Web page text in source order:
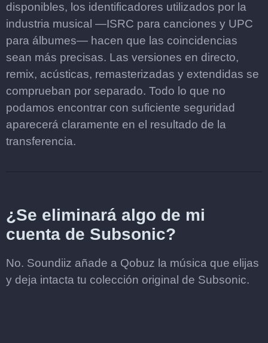
disponibles, los identificadores utilizados por la
industria musical —ISRC para canciones y UPC
para álbumes— hacen que las coincidencias
sean más precisas. Las versiones en directo,
remix, acústicas, remasterizadas y extendidas se
comprueban por separado. Todo lo que no
podamos encontrar con suficiente seguridad
aparecerá claramente en el resultado de la
transferencia.
¿Se eliminará algo de mi
cuenta de Subsonic?
No. Soundiiz añade a Qobuz la música que elijas
y deja intacta tu colección original de Subsonic.